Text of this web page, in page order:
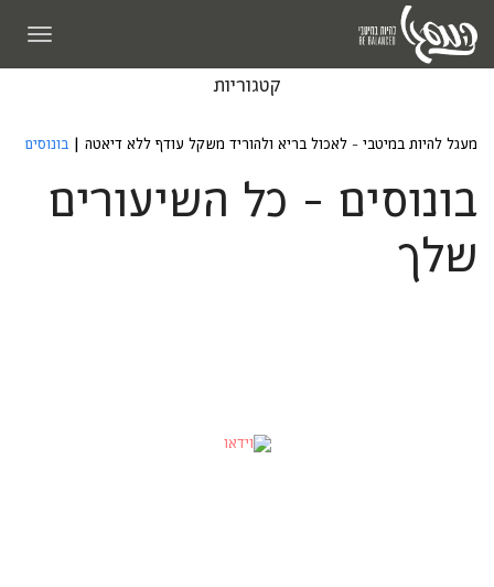
קטגוריות
מעגל להיות במיטבי - לאכול בריא ולהוריד משקל עודף ללא דיאטה | בונוסים
בונוסים - כל השיעורים
שלך